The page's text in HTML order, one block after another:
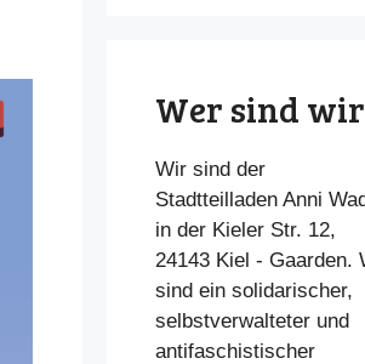
Wer sind
Wir sind der
Stadtteilladen Anni
in der Kieler Str. 12,
24143 Kiel - Gaarden.
sind ein solidarischer,
selbstverwalteter und
antifaschistischer